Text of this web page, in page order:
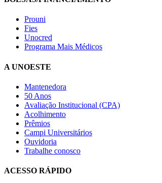
Prouni
Fies
Unocred
Programa Mais Médicos
A UNOESTE
Mantenedora
50 Anos
Avaliação Institucional (CPA)
Acolhimento
Prêmios
Campi Universitários
Ouvidoria
Trabalhe conosco
ACESSO RÁPIDO